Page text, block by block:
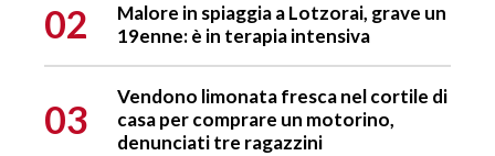
02
Malore in spiaggia a Lotzorai, grave un
19enne: è in terapia intensiva
03
Vendono limonata fresca nel cortile di
casa per comprare un motorino,
denunciati tre ragazzini